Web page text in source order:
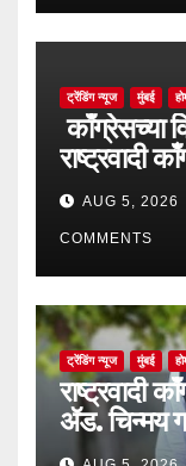
ट्रेंडिंग न्यूज मुंबई
काँग्रेसच्या
राष्ट्रवादी
AUG 5, 2026
COMMENTS
ट्रेंडिंग न्यूज मुंबई
राष्ट्रवादी
ॲड. चिन्मय